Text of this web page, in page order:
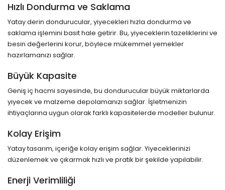
Hızlı Dondurma ve Saklama
Yatay derin dondurucular, yiyecekleri hızla dondurma ve
saklama işlemini basit hale getirir. Bu, yiyeceklerin tazeliklerini ve
besin değerlerini korur, böylece mükemmel yemekler
hazırlamanızı sağlar.
Büyük Kapasite
Geniş iç hacmi sayesinde, bu dondurucular büyük miktarlarda
yiyecek ve malzeme depolamanızı sağlar. İşletmenizin
ihtiyaçlarına uygun olarak farklı kapasitelerde modeller bulunur.
Kolay Erişim
Yatay tasarım, içeriğe kolay erişim sağlar. Yiyeceklerinizi
düzenlemek ve çıkarmak hızlı ve pratik bir şekilde yapılabilir.
Enerji Verimliliği